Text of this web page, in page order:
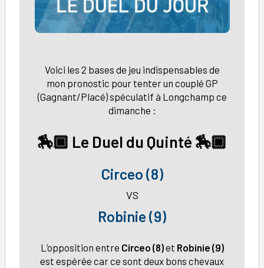
Voici les 2 bases de jeu indispensables de
mon pronostic pour tenter un couplé GP
(Gagnant/Placé) spéculatif à Longchamp ce
dimanche :
🏇🏿 Le Duel du Quinté 🏇🏿
Circeo (8)
VS
Robinie (9)
L’opposition entre Circeo (8)et Robinie (9)
est espérée car ce sont deux bons chevaux